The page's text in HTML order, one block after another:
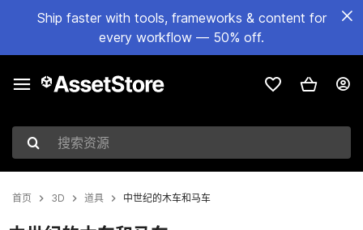
Ship faster with tools, frameworks & content for
every workflow — 50% off.
搜索资源
首页 3D 道具 中世纪的木车和马车